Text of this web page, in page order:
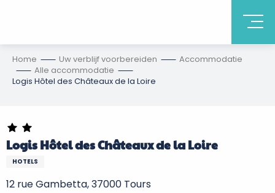
Home Uw verblijf voorbereiden
Accommodatie
Alle accommodatie
Logis Hôtel des Châteaux de la Loire
Logis Hôtel des Châteaux de la Loire
HOTELS
12 rue Gambetta, 37000 Tours